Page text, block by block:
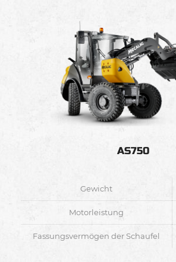
AS750
Gewicht
Motorleistung
Fassungsvermögen der Schaufel